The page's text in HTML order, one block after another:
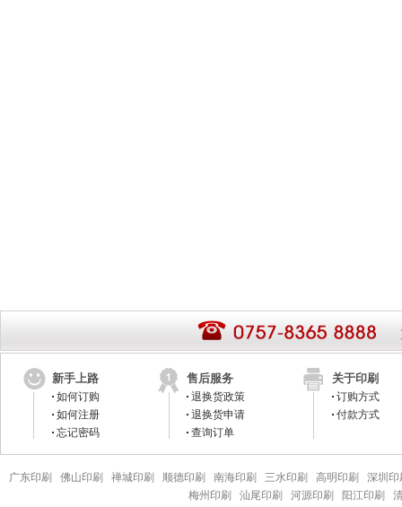
新手上路
如何订购
如何注册
忘记密码
售后服务
退换货政策
退换货申请
查询订单
关于印刷
订购方式
付款方式
广东印刷 佛山印刷 禅城印刷 顺德印刷 南海印刷 三水印刷 高明印刷
深圳印
梅州印刷
汕尾印刷 河源印刷 阳江印刷